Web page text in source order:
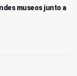
museos junto a